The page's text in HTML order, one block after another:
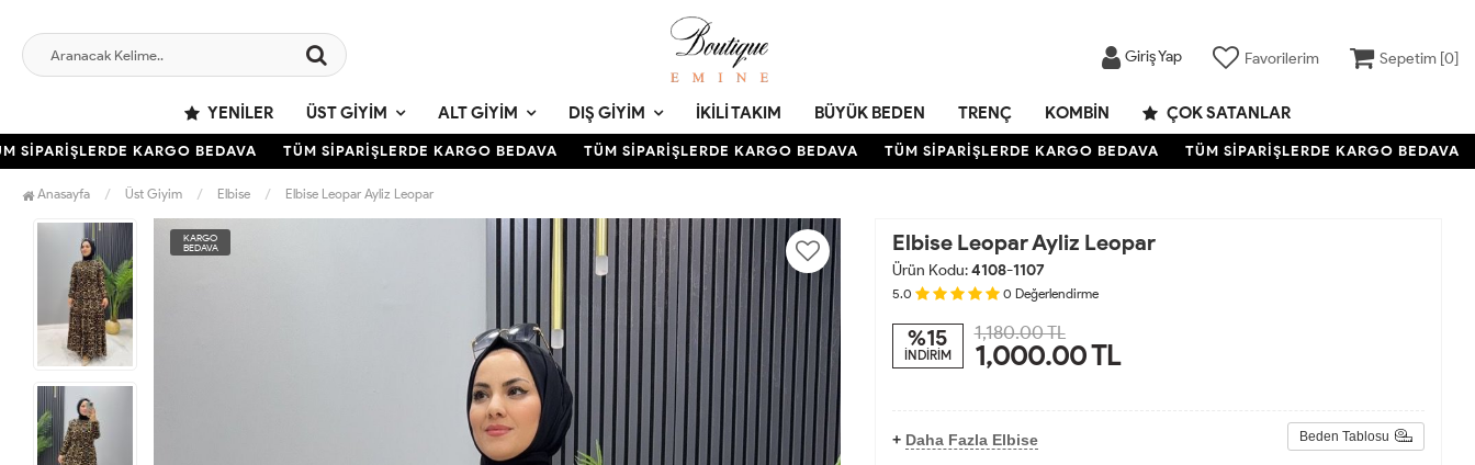
Giriş Yap Favorilerim Sepetim [0]
YENILER ÜST GIYIM ALT GIYIM DIŞ GIYIM İKILI TAKIM BÜYÜK BEDEN TRENÇ KOMBIN ÇOK SATANLAR
KARGO BEDAVA TÜM SİPARİŞLERDE KARGO BEDAVA TÜM SİPARİŞLERDE KARGO BEDAVA TÜM SİPARİŞLERDE KARGO BEDAVA TÜM SİPARİŞLERDE KARGO BEDAVA
Anasayfa Üst Giyim Elbise Elbise Leopar Ayliz Leopar
KARGO
BEDAVA
Elbise Leopar Ayliz Leopar
Ürün Kodu:4108-1107
5.0 0 Değerlendirme
%15
İNDİRİM
1,180.00 TL
1,000.00TL
+ Daha Fazla Elbise Beden Tablosu